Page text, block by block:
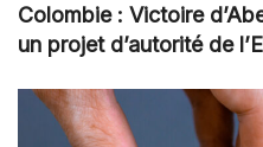
Colombie : Victoire
un projet d’autorité de